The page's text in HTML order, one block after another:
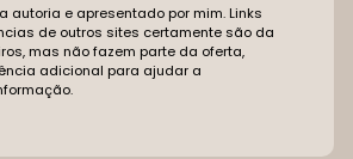
autoria e apresentado por mim. Links
de outros sites certamente são da
mas não fazem parte da oferta,
adicional para ajudar a